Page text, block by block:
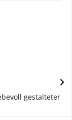
gestalteter